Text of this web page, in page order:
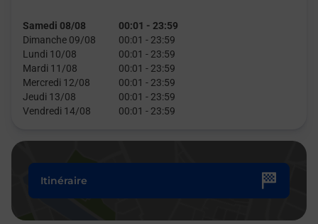
Samedi 08/08 00:01 - 23:59
Dimanche 09/08
00:01 - 23:59
Lundi 10/08
00:01 - 23:59
Mardi 11/08
00:01 - 23:59
Mercredi 12/08
00:01 - 23:59
Jeudi 13/08
00:01 - 23:59
Vendredi 14/08
00:01 - 23:59
Itinéraire